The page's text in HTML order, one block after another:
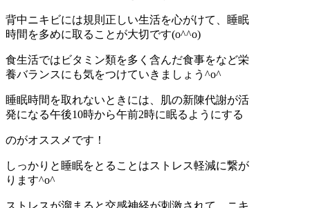
背中ニキビには規則正しい生活を心がけて、睡眠
時間を多めに取ることが大切です(o^^o)
食生活ではビタミン類を多く含んだ食事をなど栄
養バランスにも気をつけていきましょう^o^
睡眠時間を取れないときには、肌の新陳代謝が活
発になる午後10時から午前2時に眠るようにする
のがオススメです！
しっかりと睡眠をとることはストレス軽減に繋が
ります^o^
ストレスが溜まると交感神経が刺激されて、ニキ